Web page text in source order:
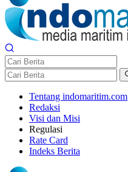
Tentang indomaritim.com
Redaksi
Visi dan Misi
Regulasi
Rate Card
Indeks Berita